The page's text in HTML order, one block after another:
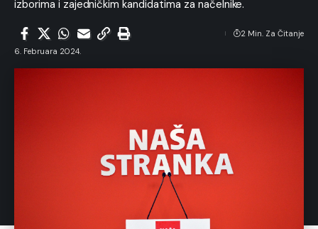
izborima i zajedničkim kandidatima za načelnike.
6. Februara 2024.
2 Min. Za Čitanje